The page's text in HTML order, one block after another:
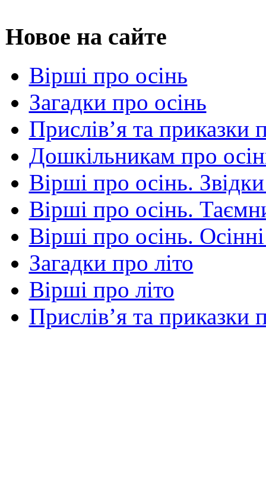
Новое на сайте
Вірші про осінь
Загадки про осінь
Прислів’я та приказки
Дошкільникам про
Вірші про осінь.
Вірші про осінь.
Вірші про осінь.
Загадки про літо
Вірші про літо
Прислів’я та приказки